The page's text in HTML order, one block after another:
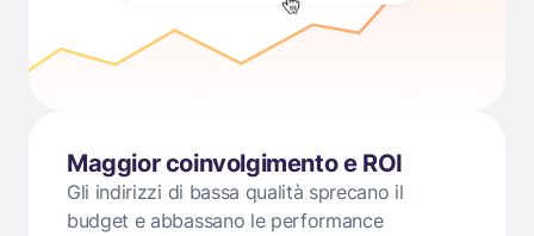
Maggior coinvolgimento e ROI
Gli indirizzi di bassa qualità sprecano il
budget e abbassano le performance